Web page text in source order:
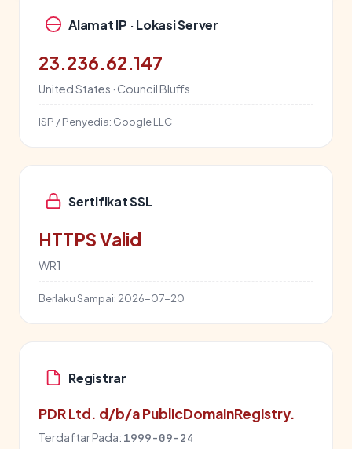
Alamat IP · Lokasi Server
23.236.62.147
United States · Council Bluffs
ISP / Penyedia: Google LLC
Sertifikat SSL
HTTPS Valid
WR1
Berlaku Sampai: 2026-07-20
Registrar
PDR Ltd. d/b/a PublicDomainRegistry.
Terdaftar Pada: 1999-09-24